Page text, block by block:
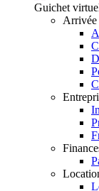
Guichet
Arrivée